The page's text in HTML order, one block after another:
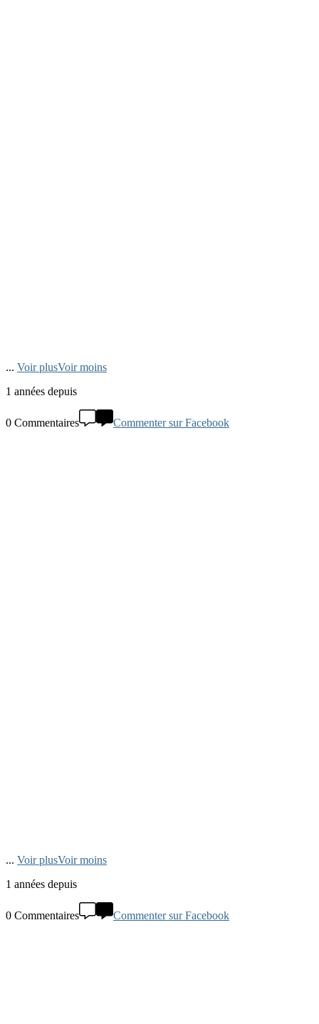
... Voir plusVoir moins
1 années depuis
0 Commentaires Commenter sur Facebook
... Voir plusVoir moins
1 années depuis
0 Commentaires Commenter sur Facebook